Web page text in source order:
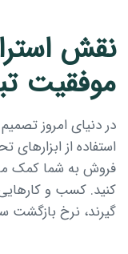
نقش
موفقیت
در دنیای امروز
استفاده از ابزارهای
فروش به شما کمک می
کنید. کسب و
گیرند، نرخ بازگشت